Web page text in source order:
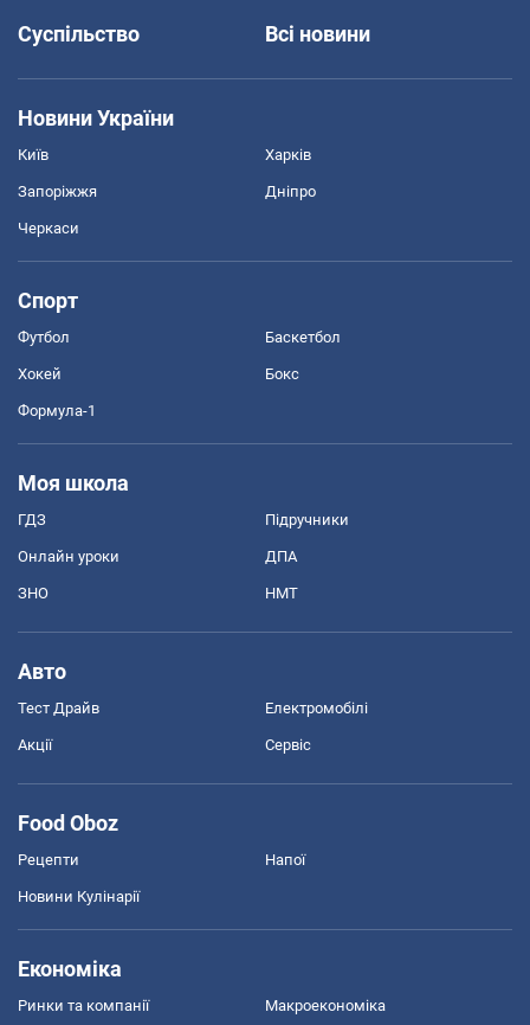
Суспільство
Всі новини
Новини України
Київ Харків
Запоріжжя Дніпро
Черкаси
Спорт
Футбол Баскетбол
Хокей Бокс
Формула-1
Моя школа
ГДЗ Підручники
Онлайн уроки ДПА
ЗНО НМТ
Авто
Тест Драйв Електромобілі
Акції Сервіс
Food Oboz
Рецепти Напої
Новини Кулінарії
Економіка
Ринки та компанії Макроекономіка